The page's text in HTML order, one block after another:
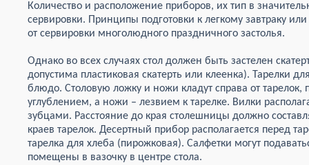
Количество и расположение приборов, их тип в
сервировки. Принципы подготовки к легкому завтраку
от сервировки многолюдного праздничного застолья.
Однако во всех случаях стол должен быть застелен
допустима пластиковая скатерть или клеенка). Тарелки
блюдо. Столовую ложку и ножи кладут справа от
углублением, а ножи – лезвием к тарелке. Вилки
зубцами. Расстояние до края столешницы должно
краев тарелок. Десертный прибор располагается перед
тарелка для хлеба (пирожковая). Салфетки могут
помещены в вазочку в центре стола.